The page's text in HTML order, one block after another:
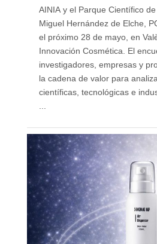
AINIA y el Parque Científico
Miguel Hernández de Elche,
el próximo 28 de mayo, en
Innovación Cosmética. El
investigadores, empresas y
la cadena de valor para
científicas, tecnológicas e